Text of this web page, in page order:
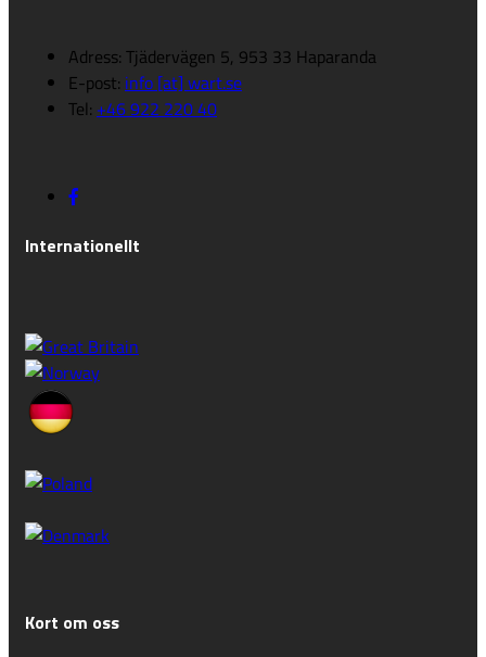
Adress: Tjädervägen 5, 953 33 Haparanda
E-post: info [at] wart.se
Tel: +46 922 220 40
Internationellt
Kort om oss